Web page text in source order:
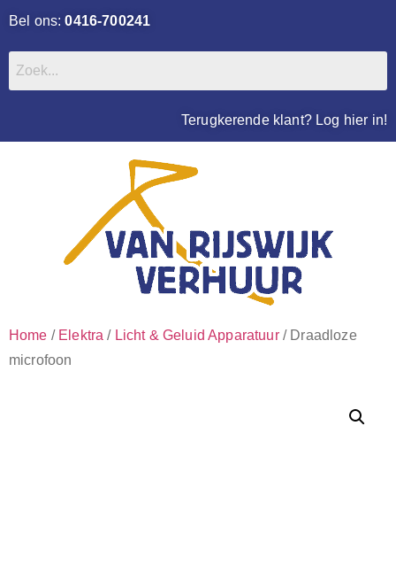
Bel ons:0416-700241
Terugkerende klant? Log hier in!
Home / Elektra / Licht & Geluid Apparatuur/ Draadloze
microfoon